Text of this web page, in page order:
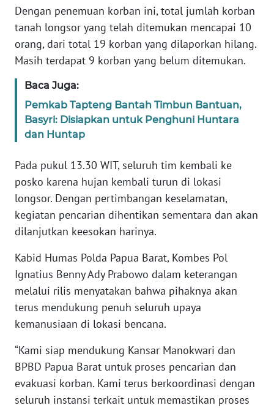
Dengan penemuan korban ini, total jumlah korban
tanah longsor yang telah ditemukan mencapai 10
orang, dari total 19 korban yang dilaporkan hilang.
Masih terdapat 9 korban yang belum ditemukan.
Baca Juga:
Pemkab Tapteng Bantah Timbun Bantuan,
Basyri: Disiapkan untuk Penghuni Huntara
dan Huntap
Pada pukul 13.30 WIT, seluruh tim kembali ke
posko karena hujan kembali turun di lokasi
longsor. Dengan pertimbangan keselamatan,
kegiatan pencarian dihentikan sementara dan akan
dilanjutkan keesokan harinya.
Kabid Humas Polda Papua Barat, Kombes Pol
Ignatius Benny Ady Prabowo dalam keterangan
melalui rilis menyatakan bahwa pihaknya akan
terus mendukung penuh seluruh upaya
kemanusiaan di lokasi bencana.
“Kami siap mendukung Kansar Manokwari dan
BPBD Papua Barat untuk proses pencarian dan
evakuasi korban. Kami terus berkoordinasi dengan
seluruh instansi terkait untuk memastikan proses
WN
PAPUA
WN
WN
SERAMBI
WN
JAMBI
SULTRA
WN
NTB
WN
SULTENG
WN